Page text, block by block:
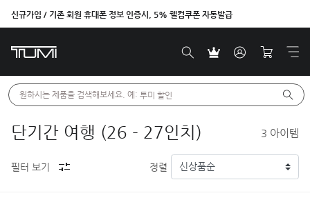
신규가입 / 기존 회원 휴대폰 정보 인증시, 5% 웰컴쿠폰 자동발급
원하시는 제품을 검색해보세요. 예: 투미 할인
단기간 여행 (26 - 27인치) 3 아이템
필터 보기 정렬